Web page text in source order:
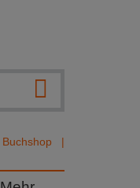
Buchshop